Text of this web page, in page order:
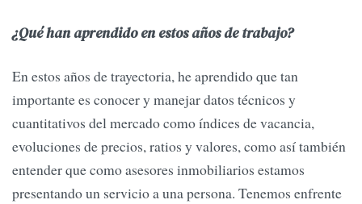
¿Qué han aprendido en estos años de trabajo?
En estos años de trayectoria, he aprendido que tan
importante es conocer y manejar datos técnicos y
cuantitativos del mercado como índices de vacancia,
evoluciones de precios, ratios y valores, como así también
entender que como asesores inmobiliarios estamos
presentando un servicio a una persona. Tenemos enfrente